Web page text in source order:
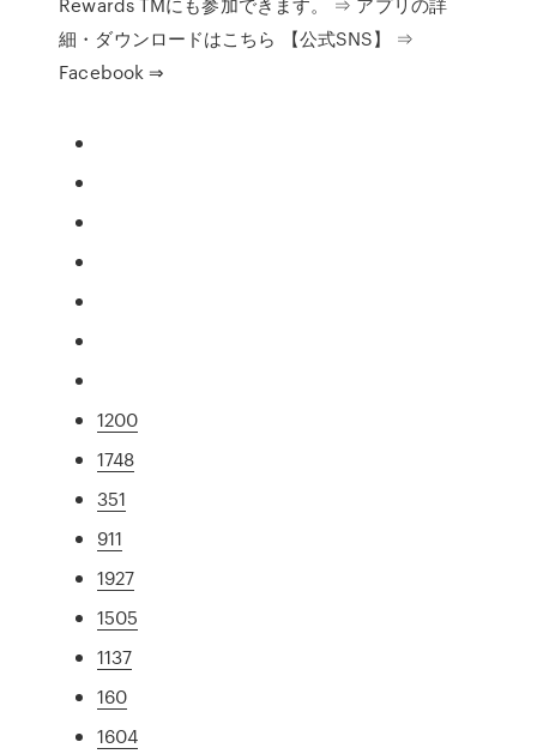
細・ダウンロードはこちら 【公式SNS】 ⇒
Facebook ⇒
1200
1748
351
911
1927
1505
1137
160
1604